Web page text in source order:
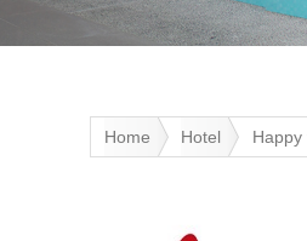
Home Hotel Happy